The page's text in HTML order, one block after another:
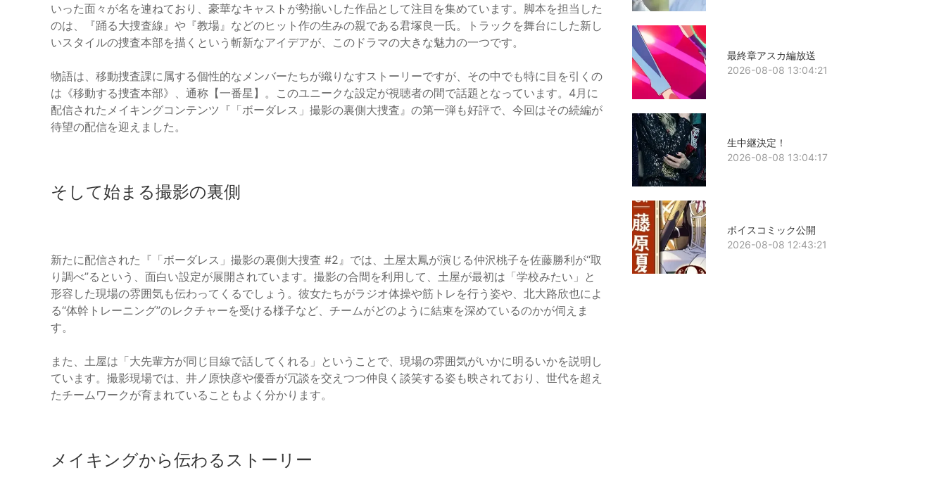
いった面々が名を連ねており、豪華なキャストが勢揃いした作品として注目を集めています。脚本を担当した
のは、『踊る大捜査線』や『教場』などのヒット作の生みの親である君塚良一氏。トラックを舞台にした新し
いスタイルの捜査本部を描くという斬新なアイデアが、このドラマの大きな魅力の一つです。
物語は、移動捜査課に属する個性的なメンバーたちが織りなすストーリーですが、その中でも特に目を引くの
は《移動する捜査本部》、通称【一番星】。このユニークな設定が視聴者の間で話題となっています。4月に
配信されたメイキングコンテンツ『「ボーダレス」撮影の裏側大捜査』の第一弾も好評で、今回はその続編が
待望の配信を迎えました。
そして始まる撮影の裏側
新たに配信された『「ボーダレス」撮影の裏側大捜査 #2』では、土屋太鳳が演じる仲沢桃子を佐藤勝利が“取
り調べ”るという、面白い設定が展開されています。撮影の合間を利用して、土屋が最初は「学校みたい」と
形容した現場の雰囲気も伝わってくるでしょう。彼女たちがラジオ体操や筋トレを行う姿や、北大路欣也によ
る“体幹トレーニング”のレクチャーを受ける様子など、チームがどのように結束を深めているのかが伺えま
す。
また、土屋は「大先輩方が同じ目線で話してくれる」ということで、現場の雰囲気がいかに明るいかを説明し
ています。撮影現場では、井ノ原快彦や優香が冗談を交えつつ仲良く談笑する姿も映されており、世代を超え
たチームワークが育まれていることもよく分かります。
メイキングから伝わるストーリー
最終章アスカ編放送
2026-08-08 13:04:21
生中継決定！
2026-08-08 13:04:17
ボイスコミック公開
2026-08-08 12:43:21